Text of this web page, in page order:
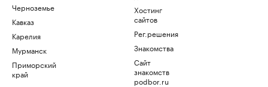
Черноземье
Кавказ
Карелия
Мурманск
Приморский
край
Хостинг
сайтов
Рег.решения
Знакомства
Сайт
знакомств
podbor.ru